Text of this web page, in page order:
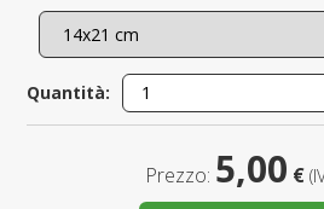
Quantità:
Prezzo: 5,00 €